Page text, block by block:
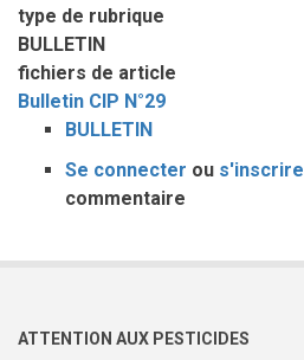
type de rubrique
BULLETIN
fichiers de article
Bulletin CIP N°29
BULLETIN
Se connecter ou s'inscrire
commentaire
ATTENTION AUX PESTICIDES